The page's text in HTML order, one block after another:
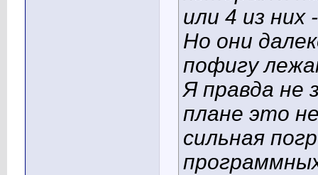
или 4 из них
Но они
пофигу
Я правда не
плане это
сильная